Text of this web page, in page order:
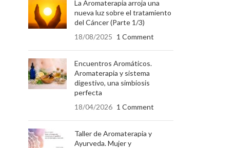
La Aromaterapia arroja una
nueva luz sobre el tratamiento
del Cáncer (Parte 1/3)
18/08/2025 1 Comment
Encuentros Aromáticos.
Aromaterapia y sistema
digestivo, una simbiosis
perfecta
18/04/2026 1 Comment
Taller de Aromaterapia y
Ayurveda. Mujer y